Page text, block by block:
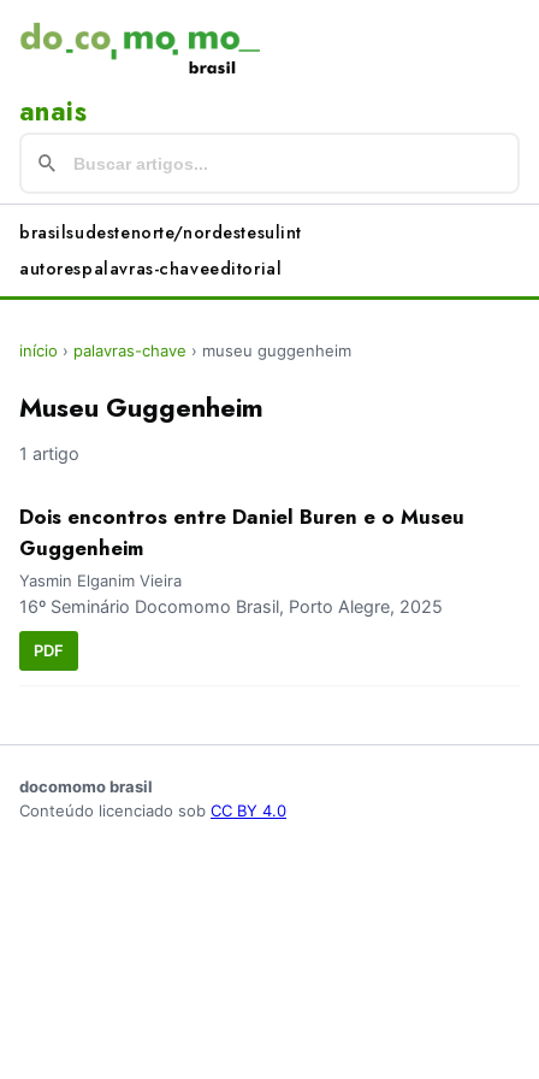
anais
brasilsudestenorte/nordestesulint
autorespalavras-chaveeditorial
início › palavras-chave › museu guggenheim
Museu Guggenheim
1 artigo
Dois encontros entre Daniel Buren e o Museu
Guggenheim
Yasmin Elganim Vieira
16º Seminário Docomomo Brasil, Porto Alegre, 2025
PDF
docomomo brasil
Conteúdo licenciado sob CC BY 4.0